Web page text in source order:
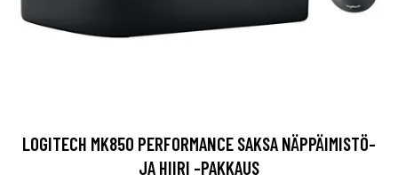
LOGITECH MK850 PERFORMANCE SAKSA NÄPPÄIMISTÖ-
JA HIIRI -PAKKAUS